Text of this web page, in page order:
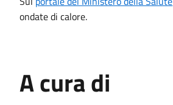
ondate di calore.
A cura di